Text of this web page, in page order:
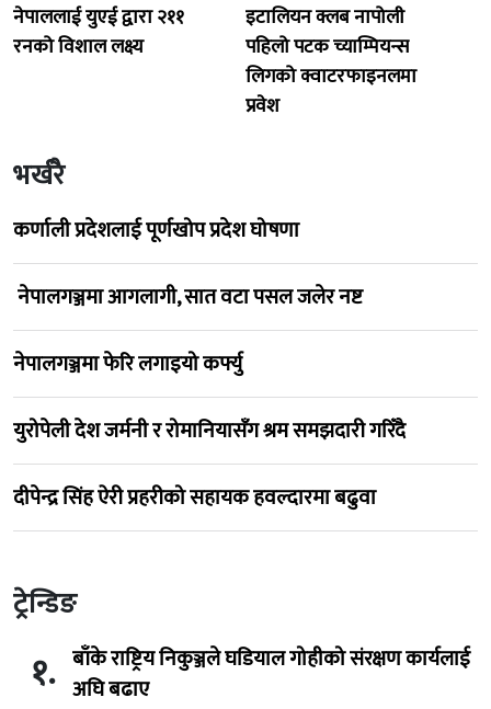
नेपाललाई युएई द्वारा २११
रनको विशाल लक्ष्य
इटालियन क्लब नापोली
पहिलो पटक च्याम्पियन्स
लिगको क्वाटरफाइनलमा
प्रवेश
भर्खरै
कर्णाली प्रदेशलाई पूर्णखोप प्रदेश घोषणा
नेपालगञ्जमा आगलागी, सात वटा पसल जलेर नष्ट
नेपालगञ्जमा फेरि लगाइयो कर्फ्यु
युरोपेली देश जर्मनी र रोमानियासँग श्रम समझदारी गरिँदै
दीपेन्द्र सिंह ऐरी प्रहरीको सहायक हवल्दारमा बढुवा
ट्रेन्डिङ
१. बाँके राष्ट्रिय निकुञ्जले घडियाल गोहीको संरक्षण कार्यलाई
अघि बढाए